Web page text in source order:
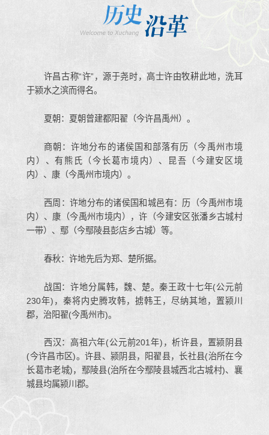
许昌古称“许”，源于尧时，高士许由牧耕此地，洗耳
于颍水之滨而得名。
夏朝：夏朝曾建都阳翟（今许昌禹州）。
商朝：许地分布的诸侯国和部落有历（今禹州市境
内）、有熊氏（今长葛市境内）、昆吾（今建安区境
内）、康（今禹州市境内）。
西周：许地分布的诸侯国和城邑有：历（今禹州市境
内）、康（今禹州市境内），许（今建安区张潘乡古城村
一带）、鄢（今鄢陵县彭店乡古城）等。
春秋：许地先后为郑、楚所据。
战国：许地分属韩，魏、楚。秦王政十七年(公元前
230年)，秦将内史腾攻韩，掳韩王，尽纳其地，置颍川
郡，治阳翟(今禹州市)。
西汉：高祖六年(公元前201年)，析许县，置颍阴县
(今许昌市区)。许县、颍阴县，阳翟县，长社县(治所在今
长葛市老城)，鄢陵县(治所在今鄢陵县城西北古城村)、襄
城县均属颍川郡。